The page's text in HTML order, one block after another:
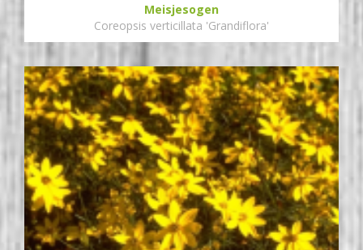
Meisjesogen
Coreopsis verticillata 'Grandiflora'